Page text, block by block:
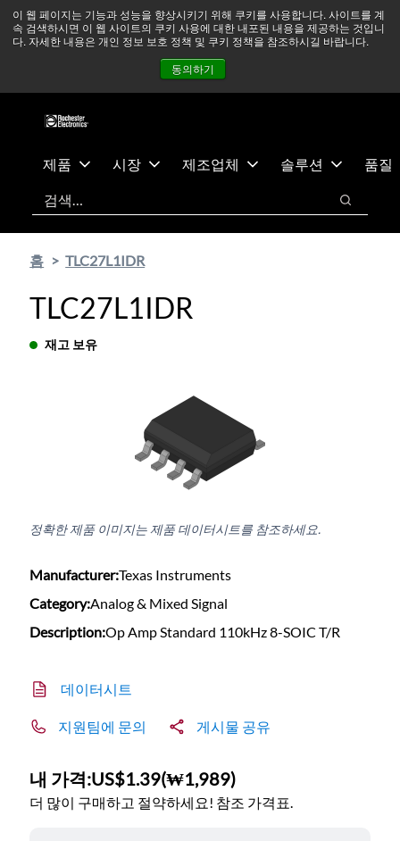
이 웹 페이지는 기능과 성능을 향상시키기 위해 쿠키를 사용합니다. 사이트를 계
속 검색하시면 이 웹 사이트의 쿠키 사용에 대한 내포된 내용을 제공하는 것입니
다. 자세한 내용은 개인 정보 보호 정책 및 쿠키 정책을 참조하시길 바랍니다.
동의하기
츠
건
중동 지역 상황을 지속적으로 주시하고 있으며, 모든 서비스는
정상적으로 운영되고 있습니다. 더 읽어보기 →
뉴스
문의하기
제품 시장 제조업체 솔루션
품질
검색
검색
홈 TLC27L1IDR
TLC27L1IDR
재고 보유
정확한 제품 이미지는 제품 데이터시트를 참조하세요.
Manufacturer:Texas Instruments
Category:Analog & Mixed Signal
Description:Op Amp Standard 110kHz 8-SOIC T/R
데이터시트
지원팀에 문의 게시물 공유
내 가격:US$1.39(₩1,989)
더 많이 구매하고 절약하세요! 참조 가격표.